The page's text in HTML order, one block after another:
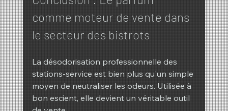
comme moteur de vente dans
le secteur des bistrots
La désodorisation professionnelle des
stations-service est bien plus qu'un simple
moyen de neutraliser les odeurs. Utilisée à
bon escient, elle devient un véritable outil